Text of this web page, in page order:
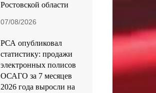
Ростовской области
07/08/2026
РСА опубликовал
статистику: продажи
электронных полисов
ОСАГО за 7 месяцев
2026 года выросли на